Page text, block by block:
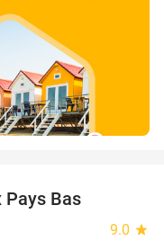
Pays Bas
9.0 star